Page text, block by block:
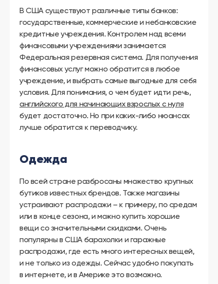
В США существуют различные типы банков:
государственные, коммерческие и небанковские
кредитные учреждения. Контролем над всеми
финансовыми учреждениями занимается
Федеральная резервная система. Для получения
финансовых услуг можно обратится в любое
учреждение, и выбрать самые выгодные для себя
условия. Для понимания, о чем будет идти речь,
английского для начинающих взрослых с нуля
будет достаточно. Но при каких-либо нюансах
лучше обратится к переводчику.
Одежда
По всей стране разбросаны множество крупных
бутиков известных брендов. Также магазины
устраивают распродажи – к примеру, по средам
или в конце сезона, и можно купить хорошие
вещи со значительными скидками. Очень
популярны в США барахолки и гаражные
распродажи, где есть много интересных вещей,
и не только из одежды. Сейчас удобно покупать
в интернете, и в Америке это возможно.